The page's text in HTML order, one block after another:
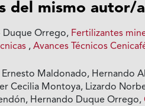
del mismo autor/a
Duque Orrego, Fertilizantes
,Avances Técnicos
Ernesto Maldonado, Hernando
Cecilia Montoya, Lizardo
Hernando Duque Orrego,